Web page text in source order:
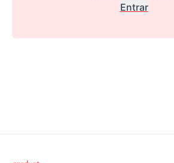
Entrar